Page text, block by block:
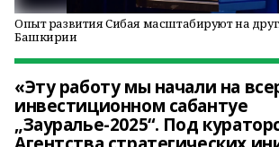
Опыт развития Сибая масштабируют на
Башкирии
«Эту работу мы начали на
инвестиционном сабантуе
„Зауралье-2025“. Под